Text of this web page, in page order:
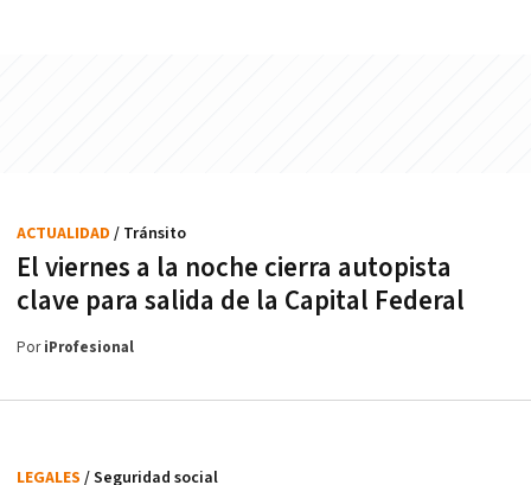
El viernes a la noche cierra autopista
clave para salida de la Capital Federal
ACTUALIDAD / Tránsito
PoriProfesional
LEGALES / Seguridad social